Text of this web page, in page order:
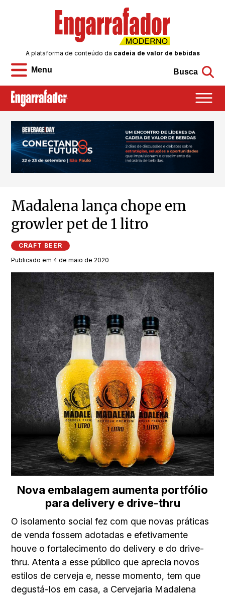
Menu
A plataforma de conteúdo da cadeia de valor de bebidas
Busca
Madalena lança chope em
growler pet de 1 litro
CRAFT BEER
Publicado em 4 de maio de 2020
Nova embalagem aumenta portfólio
para delivery e drive-thru
O isolamento social fez com que novas práticas
de venda fossem adotadas e efetivamente
houve o fortalecimento do delivery e do drive-
thru. Atenta a esse público que aprecia novos
estilos de cerveja e, nesse momento, tem que
degustá-los em casa, a Cervejaria Madalena